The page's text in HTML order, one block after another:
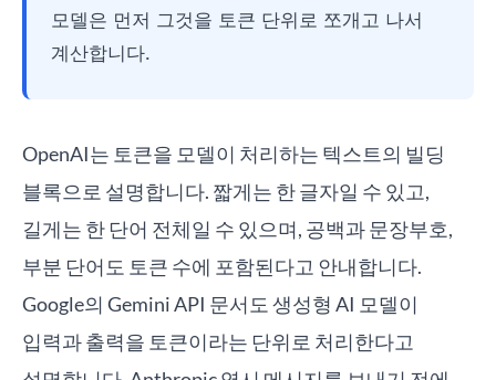
모델은 먼저 그것을 토큰 단위로 쪼개고 나서
계산합니다.
OpenAI는 토큰을 모델이 처리하는 텍스트의 빌딩
블록으로 설명합니다. 짧게는 한 글자일 수 있고,
길게는 한 단어 전체일 수 있으며, 공백과 문장부호,
부분 단어도 토큰 수에 포함된다고 안내합니다.
Google의 Gemini API 문서도 생성형 AI 모델이
입력과 출력을 토큰이라는 단위로 처리한다고